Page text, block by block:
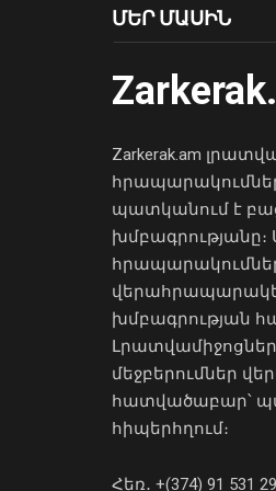
ՄԵՐ ՄԱՍԻՆ
Zarkerak.am
պատկանում է
խմբագրությանը։
խմբագրության
մեջբերումներ
հատվածաբար՝
հիպերհղում։
Հեռ․ +(374) 91 531